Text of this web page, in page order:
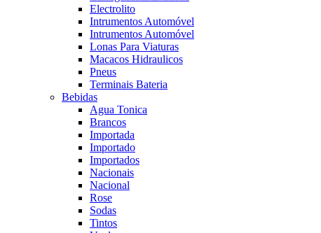
Electrolito
Intrumentos Automóvel
Intrumentos Automóvel
Lonas Para Viaturas
Macacos Hidraulicos
Pneus
Terminais Bateria
Bebidas
Agua Tonica
Brancos
Importada
Importado
Importados
Nacionais
Nacional
Rose
Sodas
Tintos